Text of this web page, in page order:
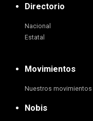
Directorio
Nacional
Estatal
Movimientos
Nuestros movimientos
Nobis